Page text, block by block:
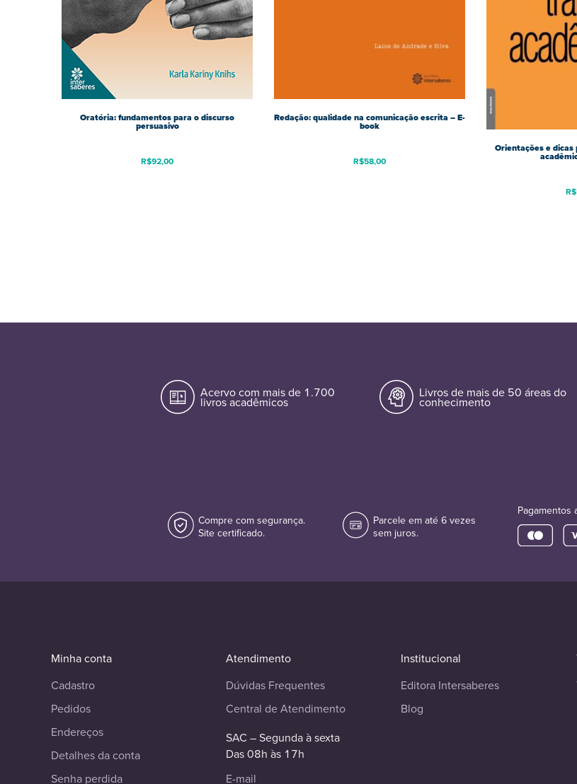
Oratória: fundamentos para o discurso
persuasivo
R$92,00
Redação: qualidade na comunicação escrita – E-
book
R$58,00
Orientações e
R$
Acervo com mais de 1.700
livros acadêmicos
Livros de mais de 50 áreas do
conhecimento
Compre com segurança.
Site certificado.
Parcele em até 6 vezes
sem juros.
Pagamentos
Minha conta
Cadastro
Pedidos
Endereços
Detalhes da conta
Senha perdida
Atendimento
Dúvidas Frequentes
Central de Atendimento
SAC – Segunda à sexta
Das 08h às 17h
E-mail
Institucional
Editora Intersaberes
Blog